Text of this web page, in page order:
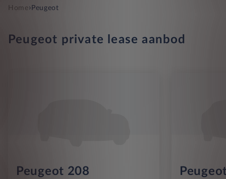
Home› Peugeot
Peugeot private lease aanbod
Peugeot 208